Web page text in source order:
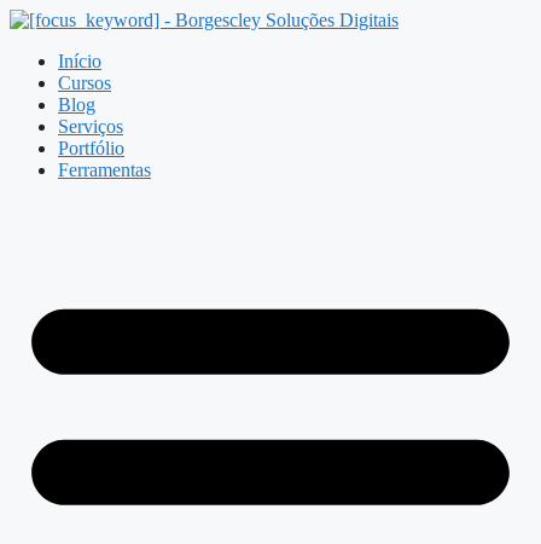
Pular
conteúdo
Início
Cursos
Blog
Serviços
Portfólio
Ferramentas